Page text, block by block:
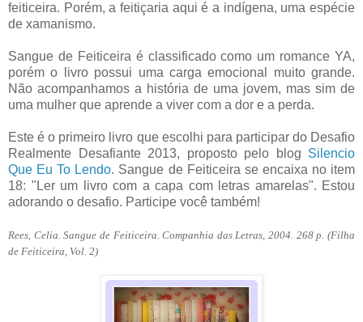
feiticeira. Porém, a feitiçaria aqui é a indígena, uma espécie
de xamanismo.
Sangue de Feiticeira é classificado como um romance YA,
porém o livro possui uma carga emocional muito grande.
Não acompanhamos a história de uma jovem, mas sim de
uma mulher que aprende a viver com a dor e a perda.
Este é o primeiro livro que escolhi para participar do Desafio
Realmente Desafiante 2013, proposto pelo blog Silencio
Que Eu To Lendo. Sangue de Feiticeira se encaixa no item
18: "Ler um livro com a capa com letras amarelas". Estou
adorando o desafio. Participe você também!
Rees, Celia. Sangue de Feiticeira. Companhia das Letras, 2004. 268 p. (Filha
de Feiticeira, Vol. 2)